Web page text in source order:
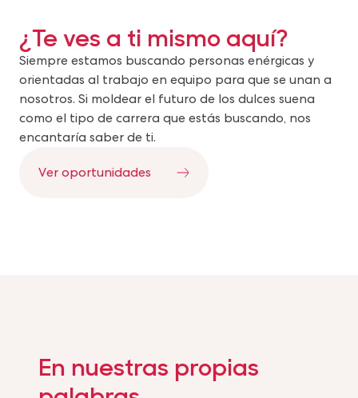
¿Te ves a ti mismo aquí?
Siempre estamos buscando personas enérgicas y
orientadas al trabajo en equipo para que se unan a
nosotros. Si moldear el futuro de los dulces suena
como el tipo de carrera que estás buscando, nos
encantaría saber de ti.
Ver oportunidades
En nuestras propias